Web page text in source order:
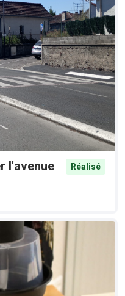
l'avenue
Réalisé